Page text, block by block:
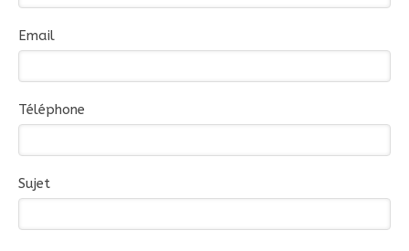
Email
Téléphone
Sujet